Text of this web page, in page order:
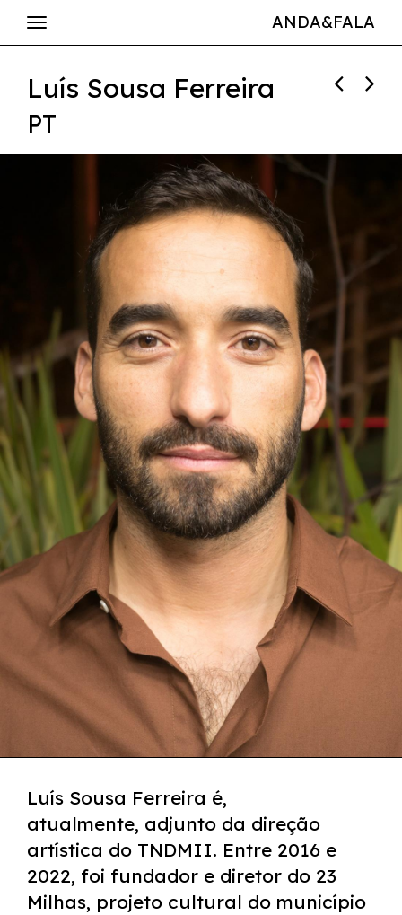
ANDA&FALA
Luís Sousa Ferreira
PT
Luís Sousa Ferreira é,
atualmente, adjunto da direção
artística do TNDMII. Entre 2016 e
2022, foi fundador e diretor do 23
Milhas, projeto cultural do município